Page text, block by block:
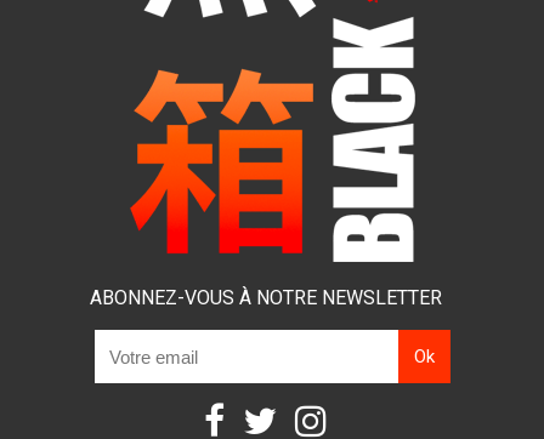
ABONNEZ-VOUS À NOTRE NEWSLETTER